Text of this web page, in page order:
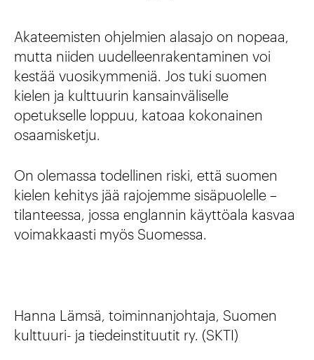
Akateemisten ohjelmien alasajo on nopeaa,
mutta niiden uudelleenrakentaminen voi
kestää vuosikymmeniä. Jos tuki suomen
kielen ja kulttuurin kansainväliselle
opetukselle loppuu, katoaa kokonainen
osaamisketju.
On olemassa todellinen riski, että suomen
kielen kehitys jää rajojemme sisäpuolelle –
tilanteessa, jossa englannin käyttöala kasvaa
voimakkaasti myös Suomessa.
Hanna Lämsä, toiminnanjohtaja, Suomen
kulttuuri- ja tiedeinstituutit ry. (SKTI)